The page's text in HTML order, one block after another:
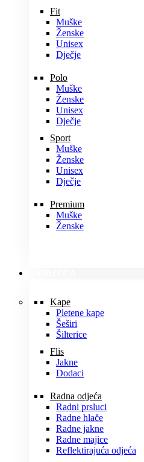
Fit
Muške
Ženske
Unisex
Dječje
Polo
Muške
Ženske
Unisex
Dječje
Sport
Muške
Ženske
Unisex
Dječje
Premium
Muške
Ženske
Kape
Pletene kape
Šeširi
Šilterice
Flis
Jakne
Dodaci
Radna odjeća
Radni prsluci
Radne hlače
Radne jakne
Radne majice
Reflektirajuća odjeća